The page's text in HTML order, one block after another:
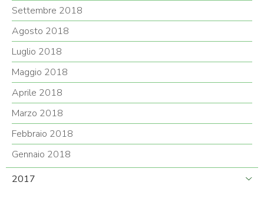
Settembre 2018
Agosto 2018
Luglio 2018
Maggio 2018
Aprile 2018
Marzo 2018
Febbraio 2018
Gennaio 2018
2017